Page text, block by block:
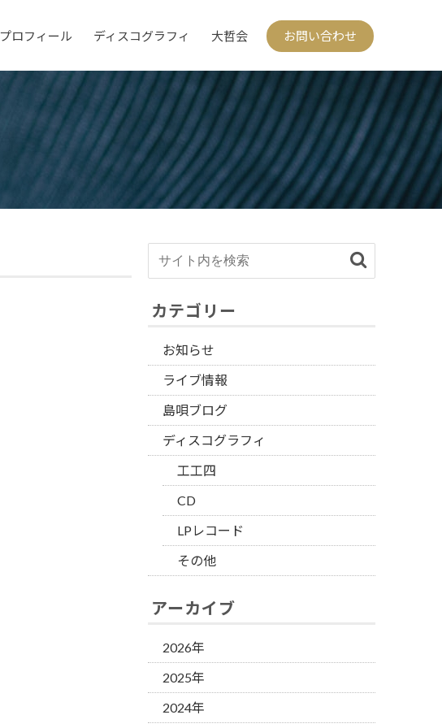
プロフィール ディスコグラフィ 大哲会 お問い合わせ
カテゴリー
お知らせ
ライブ情報
島唄ブログ
ディスコグラフィ
工工四
CD
LPレコード
その他
アーカイブ
2026年
2025年
2024年